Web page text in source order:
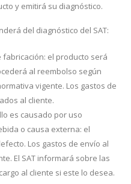
y emitirá su diagnóstico.
del diagnóstico del SAT:
fabricación: el producto será
al reembolso según
vigente. Los gastos de
al cliente.
es causado por uso
o causa externa: el
Los gastos de envío al
El SAT informará sobre las
al cliente si este lo desea.